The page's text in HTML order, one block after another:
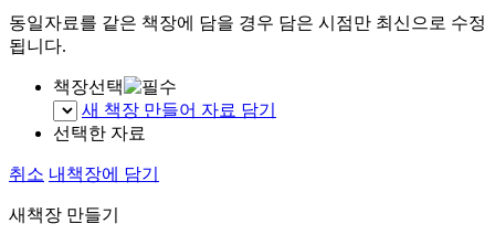
동일자료를 같은 책장에 담을 경우 담은 시점만 최신으로 수정
됩니다.
책장선택
새 책장 만들어 자료 담기
선택한 자료
취소 내책장에 담기
새책장 만들기